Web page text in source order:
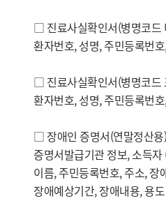
□ 진료사실확인서(병명코드
환자번호, 성명, 주민등록번
□ 진료사실확인서(병명코드
환자번호, 성명, 주민등록번
□ 장애인 증명서(연말정산용)
증명서발급기관 정보, 소득
이름, 주민등록번호, 주소, 장
장애예상기간, 장애내용, 용도